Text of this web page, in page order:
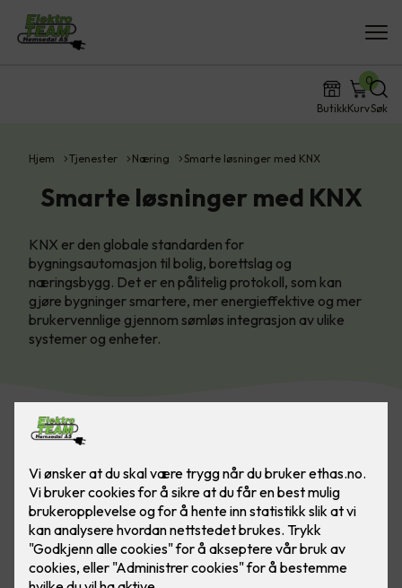
ButikkKurv
0
Søk
Hjem Tjenester Næring Smarte løsninger med KNX
Smarte løsninger med KNX
KNX er den globale standarden for
bygningsautomasjon til bolig, borettslag og
næringsbygg. Det er en pålitelig protokoll, som kan
gjøre bygninger smartere, mer energieffektive og mer
brukervennlige gjennom sømløs integrasjon av ulike
systemer og enheter.